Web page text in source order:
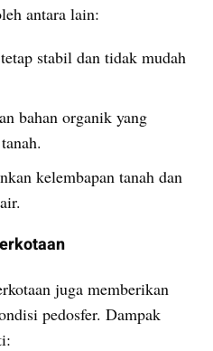
antara lain:
stabil dan tidak mudah
bahan organik yang
kelembapan tanah dan
juga memberikan
pedosfer. Dampak